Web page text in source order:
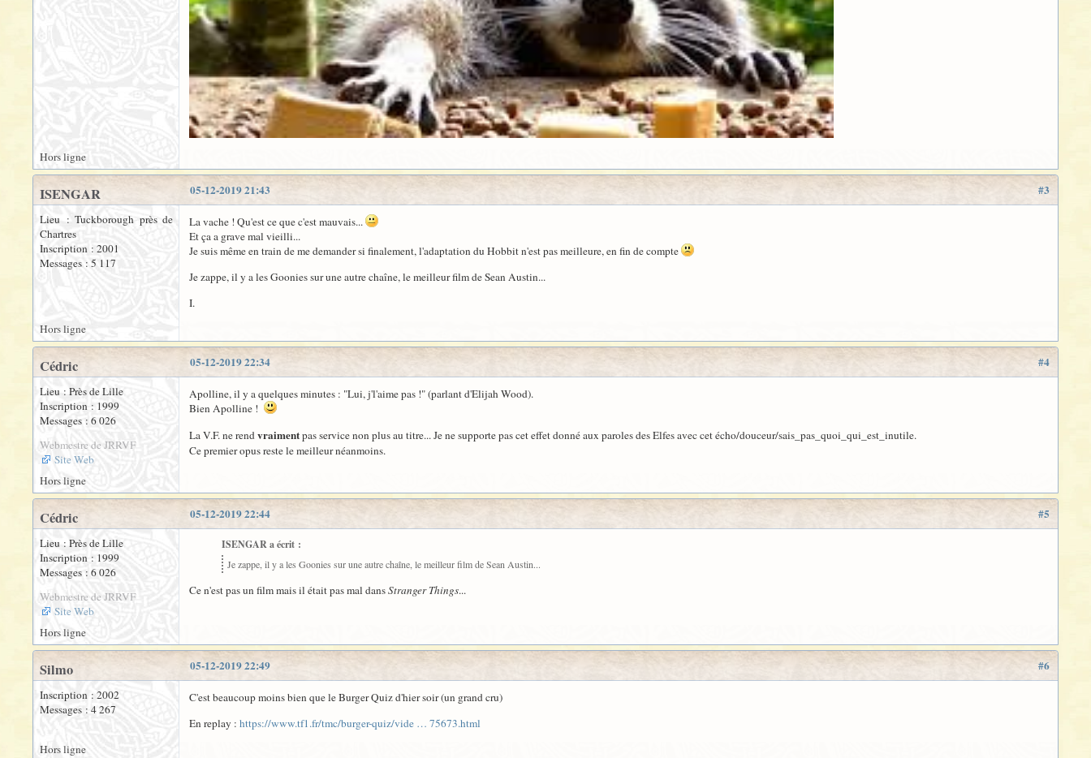
Hors ligne
#3
05-12-2019 21:43
ISENGAR
Lieu : Tuckborough près de
Chartres
Inscription : 2001
Messages : 5 117
La vache ! Qu'est ce que c'est mauvais...
Et ça a grave mal vieilli...
Je suis même en train de me demander si finalement, l'adaptation du Hobbit n'est pas meilleure, en fin de compte
Je zappe, il y a les Goonies sur une autre chaîne, le meilleur film de Sean Austin...
I.
Hors ligne
#4
05-12-2019 22:34
Cédric
Lieu : Près de Lille
Inscription : 1999
Messages : 6 026
Webmestre de JRRVF
Site Web
Apolline, il y a quelques minutes : "Lui, j'l'aime pas !" (parlant d'Elijah Wood).
Bien Apolline !
La V.F. ne rendvraimentpas service non plus au titre... Je ne supporte pas cet effet donné aux paroles des Elfes avec cet écho/douceur/sais_pas_quoi_qui_est_inutile.
Ce premier opus reste le meilleur néanmoins.
Hors ligne
#5
05-12-2019 22:44
Cédric
Lieu : Près de Lille
Inscription : 1999
Messages : 6 026
Webmestre de JRRVF
Site Web
ISENGAR a écrit :
Je zappe, il y a les Goonies sur une autre chaîne, le meilleur film de Sean Austin...
Ce n'est pas un film mais il était pas mal dansStranger Things...
Hors ligne
#6
05-12-2019 22:49
Silmo
Inscription : 2002
Messages : 4 267
C'est beaucoup moins bien que le Burger Quiz d'hier soir (un grand cru)
En replay : https://www.tf1.fr/tmc/burger-quiz/vide … 75673.html
Hors ligne